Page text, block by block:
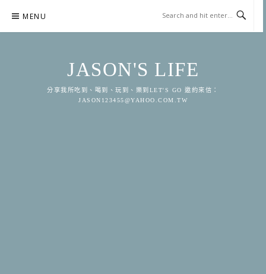
content
MENU
JASON'S LIFE
分享我所吃到、喝到、玩到、樂到LET'S GO 邀約來信：
JASON123455@YAHOO.COM.TW